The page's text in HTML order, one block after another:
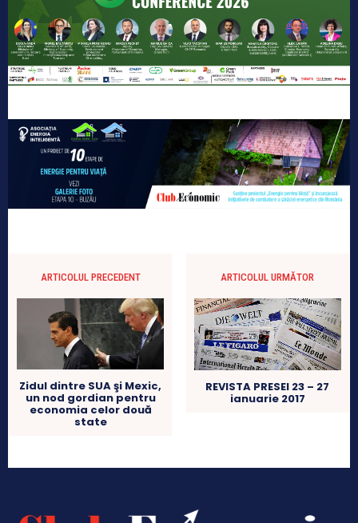
ARTICOLUL PRECEDENT
Zidul dintre SUA şi Mexic,
un nod gordian pentru
economia celor două
state
ARTICOLUL URMĂTOR
REVISTA PRESEI 23 – 27
ianuarie 2017